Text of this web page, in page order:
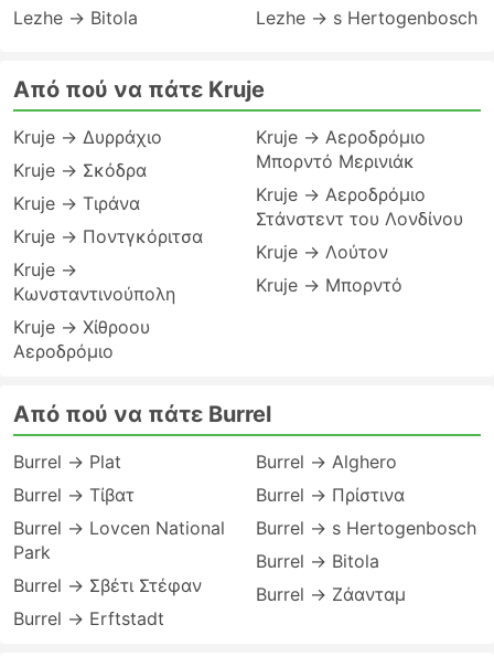
Lezhe → Bitola
Lezhe → s Hertogenbosch
Από πού να πάτε Kruje
Kruje → Δυρράχιο
Kruje → Σκόδρα
Kruje → Τιράνα
Kruje → Ποντγκόριτσα
Kruje →
Κωνσταντινούπολη
Kruje → Χίθροου
Αεροδρόμιο
Kruje → Αεροδρόμιο
Μπορντό Μερινιάκ
Kruje → Αεροδρόμιο
Στάνστεντ του Λονδίνου
Kruje → Λούτον
Kruje → Μπορντό
Από πού να πάτε Burrel
Burrel → Plat
Burrel → Τίβατ
Burrel → Lovcen National
Park
Burrel → Σβέτι Στέφαν
Burrel → Erftstadt
Burrel → Alghero
Burrel → Πρίστινα
Burrel → s Hertogenbosch
Burrel → Bitola
Burrel → Ζάανταμ